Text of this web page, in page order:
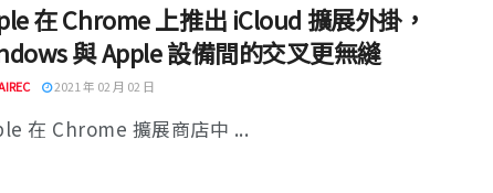
在 Chrome 上推出 iCloud 擴展外掛，
與 Apple 設備間的交叉更無縫
2021 年 02 月 02 日
在 Chrome 擴展商店中 ...